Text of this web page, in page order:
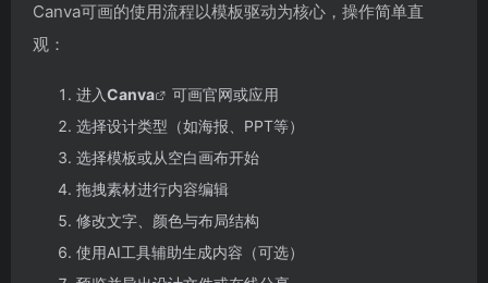
Canva可画的使用流程以模板驱动为核心，操作简单直
观：
进入Canva
可画官网或应用
选择设计类型（如海报、PPT等）
选择模板或从空白画布开始
拖拽素材进行内容编辑
修改文字、颜色与布局结构
使用AI工具辅助生成内容（可选）